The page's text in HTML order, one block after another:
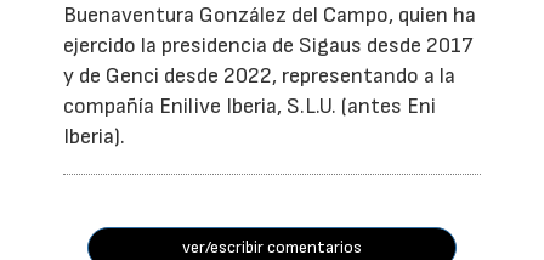
Buenaventura González del Campo, quien ha
ejercido la presidencia de Sigaus desde 2017
y de Genci desde 2022, representando a la
compañía Enilive Iberia, S.L.U. (antes Eni
Iberia).
ver/escribir comentarios